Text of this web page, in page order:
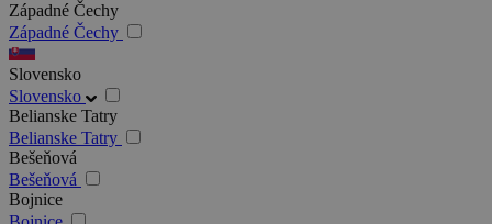
Západné Čechy
Západné Čechy
Slovensko
Slovensko
Belianske Tatry
Belianske Tatry
Bešeňová
Bešeňová
Bojnice